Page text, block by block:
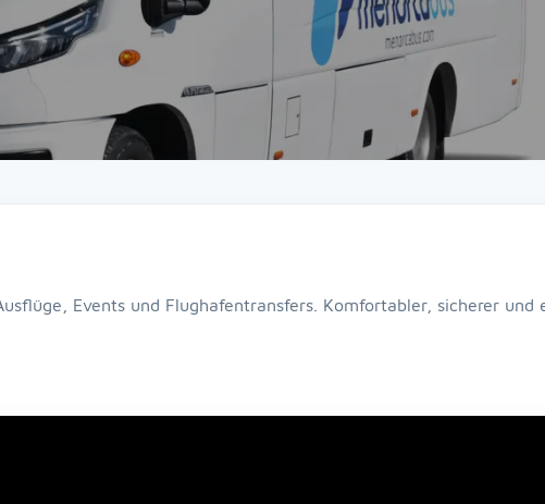
Events und Flughafentransfers. Komfortabler, sicherer